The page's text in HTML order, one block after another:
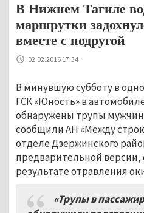
В Нижнем Тагиле
маршрутки
вместе с подругой
02.02.2016 17:34
В минувшую субботу в
ГСК «Юность» в
обнаружены трупы
сообщили АН «Между
отделе Дзержинского
предварительной версии,
результате отравления
«Трупы в